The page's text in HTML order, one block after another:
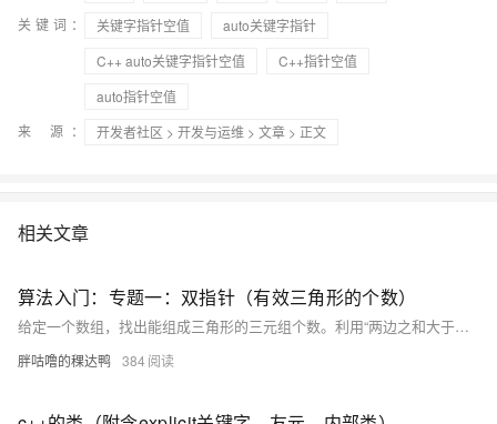
关键词：
关键字指针空值
auto关键字指针
C++ auto关键字指针空值
C++指针空值
auto指针空值
来 源：
开发者社区 > 开发与运维 > 文章 > 正文
相关文章
算法入门：专题一：双指针（有效三角形的个数）
给定一个数组，找出能组成三角形的三元组个数。利用“两边之和大于第三边”的性质，先排序，再用双指针优化。固定最大边，左右指针从区间两端向内移动，若两短边之和大于最长边，则中间所有组合均有效，时间复杂度由暴力的O(n³)降至O(n²)。
胖咕噜的稞达鸭 384